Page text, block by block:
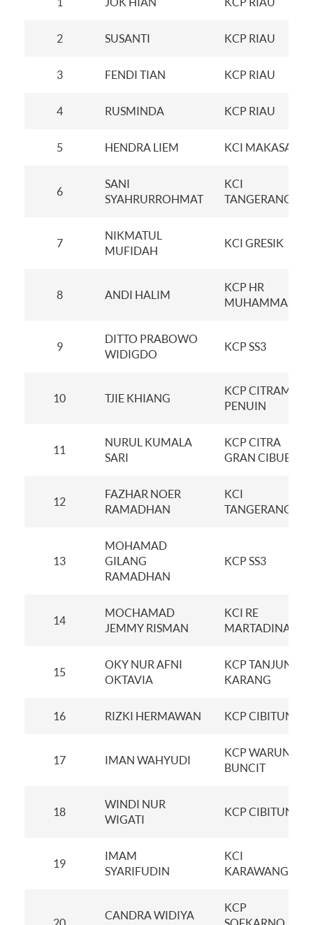
2 SUSANTI KCP RIAU
3 FENDI TIAN KCP RIAU
4 RUSMINDA KCP RIAU
5 HENDRA LIEM KCI MAKASAR
6
SANI
SYAHRURROHMAT
KCI
TANGERANG
7
NIKMATUL
MUFIDAH
KCI GRESIK
8 ANDI HALIM
KCP HR
MUHAMMAD
9
DITTO PRABOWO
WIDIGDO
KCP SS3
10 TJIE KHIANG
KCP CITRAMAS
PENUIN
11
NURUL KUMALA
SARI
KCP CITRA
GRAN CIBUBUR
12
FAZHAR NOER
RAMADHAN
KCI
TANGERANG
13
MOHAMAD
GILANG
RAMADHAN
KCP SS3
14
MOCHAMAD
JEMMY RISMAN
KCI RE
MARTADINATA
15
OKY NUR AFNI
OKTAVIA
KCP TANJUNG
KARANG
16 RIZKI HERMAWAN KCP CIBITUNG
17 IMAN WAHYUDI
KCP WARUNG
BUNCIT
18
WINDI NUR
WIGATI
KCP CIBITUNG
19
IMAM
SYARIFUDIN
KCI
KARAWANG
CANDRA WIDIYA
KCP